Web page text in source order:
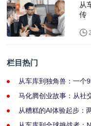
从
传
栏目热门
从车库到独角兽：一个
马化腾创业故事：从社
从糟糕的AI体验起步：